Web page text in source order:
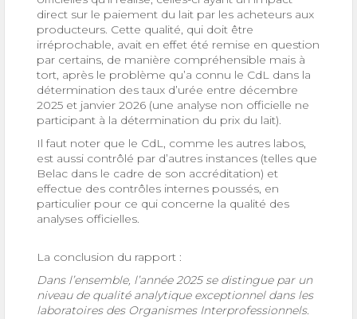
direct sur le paiement du lait par les acheteurs aux
producteurs. Cette qualité, qui doit être
irréprochable, avait en effet été remise en question
par certains, de manière compréhensible mais à
tort, après le problème qu’a connu le CdL dans la
détermination des taux d’urée entre décembre
2025 et janvier 2026 (une analyse non officielle ne
participant à la détermination du prix du lait).
Il faut noter que le CdL, comme les autres labos,
est aussi contrôlé par d’autres instances (telles que
Belac dans le cadre de son accréditation) et
effectue des contrôles internes poussés, en
particulier pour ce qui concerne la qualité des
analyses officielles.
La conclusion du rapport :
Dans l’ensemble, l’année 2025 se distingue par un
niveau de qualité analytique exceptionnel dans les
laboratoires des Organismes Interprofessionnels.